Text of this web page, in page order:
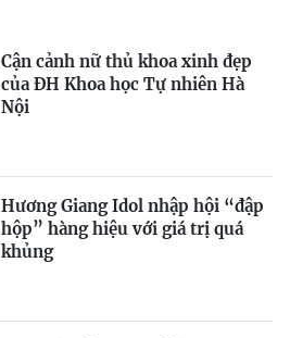
Cận cảnh nữ thủ khoa xinh đẹp
của ĐH Khoa học Tự nhiên Hà
Nội
Hương Giang Idol nhập hội “đập
hộp” hàng hiệu với giá trị quá
khủng